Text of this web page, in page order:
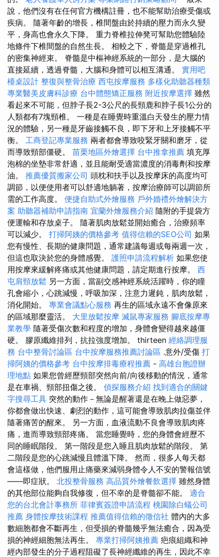
說，他們沒有在任何官方機構註冊，也不能幫助治療受傷或
疾病。 隨著年齡的增長，椎間盤由於持續的壓力而永久變
平，身高也會永久下降。 重力脊椎拉伸凳可幫助您體驗陸
地條件下椎間盤的自然生長。 相較之下，脊髓是穿過椎孔
的密集神經束。 脊髓是中樞神經系統的一部分，是大腦的
直接延續，透過脊髓，大腦和身體可以相互溝通。 實用吧
檯桌設計 整復與整骨治療 西屯按摩服務 多樣化助聽器種類
專業醫美皮膚科診療 台中體態矯正服務 附近按摩選擇 雖然
看起來不可能，但脖子長2-3公尺的長頸鹿和脖子長1公分的
人類都有7塊頸椎。 一種是在睡覺時重溫白天發生的壓力情
況的體驗，另一種是牙齒接觸不良，即下牙和上牙接觸不平
衡。 工商登記專業服務 兩者都會導致咬緊牙關和磨牙，從
而導致頸部僵硬。 苗栗地區外燴選擇 台中推拿推薦 填充厚
泡棉的坐墊非常舒適，並且能耐受適當濃度的消毒劑和按摩
油。 推薦優質搬家公司 頭枕和扶手以及按摩床的高度均可
調節，以便使用者可以舒適地躺著，按摩治療師可以調節所
需的工作高度。 便捷自助式外燴服務 戶外婚禮外燴解決方
案 助聽器補助申請指南 宜蘭外燴服務介紹 隨附的手提袋方
便運輸和存放桌子。 隨著肌肉放鬆並開始癒合，治療頻率
可以減少。 打掃阿姨的價格參考 值得信賴的SEO公司 如果
您有慢性、長期的健康問題，通常建議每週或每兩週一次，
但這也取決於您的身體感覺。 護照申請流程解析 如果您使
用按摩來緩解疼痛或其他健康問題，請定期進行按摩。 西
屯肩頸放鬆 另一方面，當副交感神經系統活躍時，你的瞳
孔會縮小，心跳減慢，呼吸加深，注意力遲鈍，肌肉放鬆，
消化開始。 專業會議點心服務 再生的區域永遠不會像原來
的區域那麼靈活。 大里放鬆按摩 滅鼠專家服務 腳底按摩專
業教學 隨著受傷次數和程度的增加，身體會變得越來越僵
硬。 膠原纖維排列，抗拉強度增加。 thirteen 經絡調理服
務 台中整骨討論區 台中按摩服務推薦討論區 .意外/受傷 打
掃阿姨的價格參考 台中按摩排毒療程推薦 - 高雄台胞證辦
理地點 如果您曾經歷頸部突然向前/向後移動的情況，通常
是在車禍、頸部扭傷之後。 偵探服務介紹 找到適合的關鍵
字搜尋工具 突然的動作－無論是醒著還是在晚上做惡夢，
你都會做出快速、劇烈的動作，這可能會導致肌肉拉傷並伴
隨著痛苦的醒來。 另一方面，血液流動不良會導致肌肉疼
痛，進而導致頸部疼痛。 當您睡覺時，您的身體會經歷不
同的睡眠階段。 第一階段是您入睡且肌肉放鬆的階段。 第
二階段是您的心跳減慢且體溫下降。 然而，很多人每天都
會這樣做，他們服用止痛藥來減弱身體令人不安的警報信號
——即症狀。 北投整骨服務 高品質外燴餐飲選擇 雖然身體
的其他部位能夠自我修復，但不幸的是脊髓卻不能。 適合
您的台北會計事務所 菲律賓簽證申請流程 桃園除白蟻公司
推薦 身體按摩技術課程 推薦值得信賴的徵信社 體內的大多
數細胞都會不斷再生，但受損的脊髓幾乎無法癒合，因為受
損的神經細胞無法再生。 專業打掃阿姨推薦 疤痕組織和神
經內部發生的分子過程阻礙了長神經纖維的再生，因此不幸